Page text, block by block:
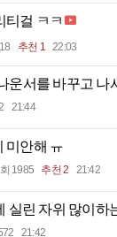
티걸 ㅋㅋ
추천 1 22:03
운서를 바꾸고
21:44
미안해 ㅠ
1985 추천 2 21:42
실린 자위 많이하
21:42